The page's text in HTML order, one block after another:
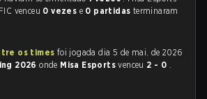
venceu 0 vezes e 0 partidas terminaram
os times foi jogada dia 5 de mai. de 2026
2026onde Misa Esportsvenceu 2 - 0 .